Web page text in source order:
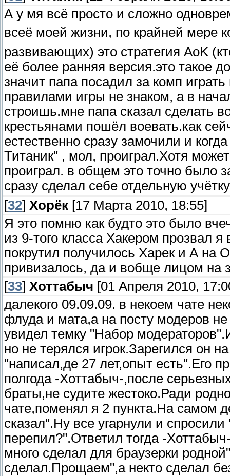
А у мя всё просто и сложно
всеё моей жизни, по крайней мере
развивающих) это стратегия AoK
её более ранняя версия.это такое
значит папа посадил за комп
правилами игры не знаком, а в
строишь.мне папа сказал сделать
крестьянами пошёл воевать.как
естественно сразу замочили и
Титаник" , мол, проиграл.Хотя
проиграл. в общем это точно было
сразу сделал себе отдельную
[32] Хорёк [17 Марта 2010, 18:55]
Я это помню как будто это было
из 9-того класса Хакером прозвал
покрутил получилось Харек и А на
привизалось, да и вобще лицом на
[33] Хоттабыч [01 Апреля 2010,
далекого 09.09.09. в некоем чате
флуда и мата,а на посту модеров
увидел темку "Набор
но не терялся игрок.Зарегился он
"написал,де 27 лет,опыт есть".Его
полгода -Хоттабыч-,после
браты,не судите жестоко.Ради
чате,поменял я 2 пункта.На самом
сказал".Ну все угарнули и
перепил?".Ответил тогда -
много сделал для браузерки
сделал.Прощаем",а некто сделал